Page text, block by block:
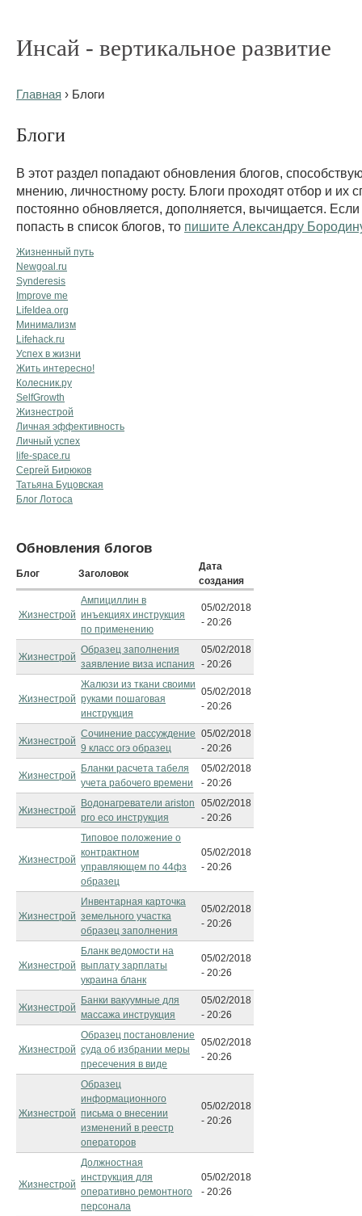
Инсай - вертикальное развитие
Главная › Блоги
Блоги
В этот раздел попадают обновления блогов,
мнению, личностному росту. Блоги проходят отбор и их
постоянно обновляется, дополняется, вычищается.
попасть в список блогов, то пишите Александру
Жизненный путь
Newgoal.ru
Synderesis
Improve me
LifeIdea.org
Минимализм
Lifehack.ru
Успех в жизни
Жить интересно!
Колесник.ру
SelfGrowth
Жизнестрой
Личная эффективность
Личный успех
life-space.ru
Сергей Бирюков
Татьяна Буцовская
Блог Лотоса
Обновления блогов
Блог Заголовок
Дата
создания
Жизнестрой
Ампициллин в
инъекциях инструкция
по применению
05/02/2018
- 20:26
Жизнестрой
Образец заполнения
заявление виза испания
05/02/2018
- 20:26
Жизнестрой
Жалюзи из ткани своими
руками пошаговая
инструкция
05/02/2018
- 20:26
Жизнестрой
Сочинение рассуждение
9 класс огэ образец
05/02/2018
- 20:26
Жизнестрой
Бланки расчета табеля
учета рабочего времени
05/02/2018
- 20:26
Жизнестрой
Водонагреватели ariston
pro eco инструкция
05/02/2018
- 20:26
Жизнестрой
Типовое положение о
контрактном
управляющем по 44фз
образец
05/02/2018
- 20:26
Жизнестрой
Инвентарная карточка
земельного участка
образец заполнения
05/02/2018
- 20:26
Жизнестрой
Бланк ведомости на
выплату зарплаты
украина бланк
05/02/2018
- 20:26
Жизнестрой
Банки вакуумные для
массажа инструкция
05/02/2018
- 20:26
Жизнестрой
Образец постановление
суда об избрании меры
пресечения в виде
05/02/2018
- 20:26
Жизнестрой
Образец
информационного
письма о внесении
изменений в реестр
операторов
05/02/2018
- 20:26
Жизнестрой
Должностная
инструкция для
оперативно ремонтного
персонала
05/02/2018
- 20:26